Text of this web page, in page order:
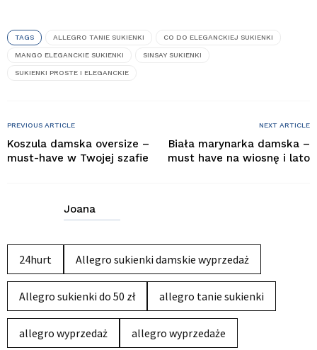
TAGS ALLEGRO TANIE SUKIENKI CO DO ELEGANCKIEJ SUKIENKI
MANGO ELEGANCKIE SUKIENKI SINSAY SUKIENKI
SUKIENKI PROSTE I ELEGANCKIE
PREVIOUS ARTICLE
Koszula damska oversize –
must-have w Twojej szafie
NEXT ARTICLE
Biała marynarka damska –
must have na wiosnę i lato
Joana
24hurt Allegro sukienki damskie wyprzedaż
Allegro sukienki do 50 zł allegro tanie sukienki
allegro wyprzedaż allegro wyprzedaże